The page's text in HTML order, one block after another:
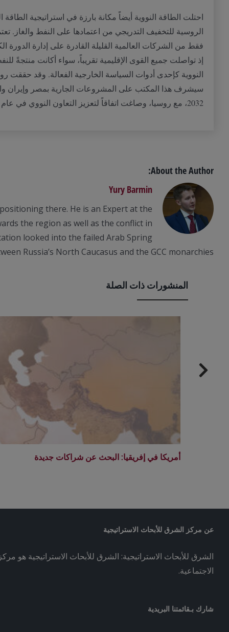
احتلت الطاقة النووية أيضاً مكانة بارزة في استراتيجية الطاقة
الروسية للتخفيف التدريجي من اعتمادها على النفط والغاز .
فقط من الشركات العالمية القليلة القادرة على إدارة الدورة
إذ تواصلت جميع القوى الإقليمية تقريباً، سواء أكانت منتجةً
النووية كإحدى أدوات السياسة الخارجية الفعالة. وقد حققت
سيشرف هذا المكتب على المشروعات الجارية بمصر وإيران
2032، مع روسيا، وصاغت اتفاقاً لتعزيز التعاون النووي في عام
About the Author:
Yury Barmin
there. He is an Expert at the
the region as well as the conflict in
looked into the failed Arab Spring
Russia’s North Caucasus and the GCC monarchies.
المنشورات ذات الصلة
أمريكا في إفريقيا: البحث عن شراكات جديدة
عن مركز الشرق للأبحاث الاستراتيجية
الشرق للأبحاث الاستراتيجية: الشرق للأبحاث الاستراتيجية هو
الاجتماعية.
شارك بـقائمتنا البريدية